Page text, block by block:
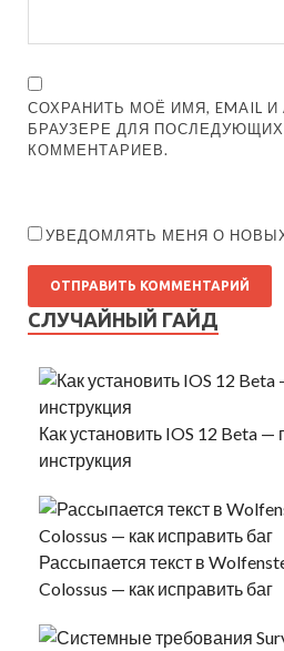
СОХРАНИТЬ МОЁ ИМЯ, EMAIL
БРАУЗЕРЕ ДЛЯ
КОММЕНТАРИЕВ.
УВЕДОМЛЯТЬ МЕНЯ О
СЛУЧАЙНЫЙ ГАЙД
Как установить IOS 12 Beta
инструкция
Рассыпается текст в
Colossus — как исправить баг